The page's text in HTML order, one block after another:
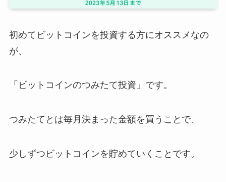
初めてビットコインを投資する方にオススメなの
が、
「ビットコインのつみたて投資」です。
つみたてとは毎月決まった金額を買うことで、
少しずつビットコインを貯めていくことです。